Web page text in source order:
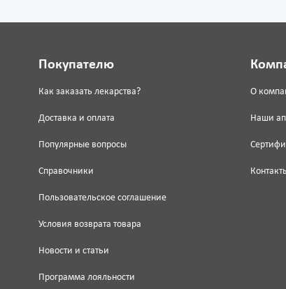
Покупателю
Как заказать лекарства?
Доставка и оплата
Популярные вопросы
Справочники
Пользовательское соглашение
Условия возврата товара
Новости и статьи
Программа лояльности
О
Наши